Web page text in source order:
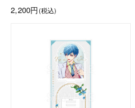
2,200円(税込)